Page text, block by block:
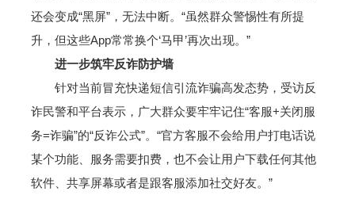
还会变成“黑屏”，无法中断。“虽然群众警惕性有所提
升，但这些App常常换个‘马甲’再次出现。”
进一步筑牢反诈防护墙
针对当前冒充快递短信引流诈骗高发态势，受访反
诈民警和平台表示，广大群众要牢牢记住“客服+关闭服
务=诈骗”的“反诈公式”。“官方客服不会给用户打电话说
某个功能、服务需要扣费，也不会让用户下载任何其他
软件、共享屏幕或者是跟客服添加社交好友。”